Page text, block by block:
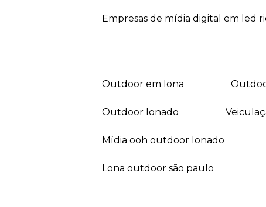
empresas de mídia digital em led
outdoor em lona
outdoor lonado
mídia ooh outdoor lonado
lona outdoor são paulo